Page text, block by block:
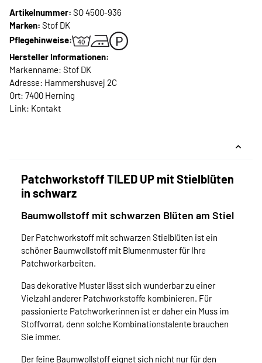
Artikelnummer: SO 4500-936
Marken: Stof DK
Pflegehinweise:
Hersteller Informationen:
Markenname: Stof DK
Adresse: Hammershusvej 2C
Ort: 7400 Herning
Link: Kontakt
Patchworkstoff TILED UP mit Stielblüten
in schwarz
Baumwollstoff mit schwarzen Blüten am Stiel
Der Patchworkstoff mit schwarzen Stielblüten ist ein
schöner Baumwollstoff mit Blumenmuster für Ihre
Patchworkarbeiten.
Das dekorative Muster lässt sich wunderbar zu einer
Vielzahl anderer Patchworkstoffe kombinieren. Für
passionierte Patchworkerinnen ist er daher ein Muss im
Stoffvorrat, denn solche Kombinationstalente brauchen
Sie immer.
Der feine Baumwollstoff eignet sich nicht nur für den